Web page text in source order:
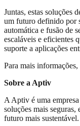
Juntas, estas soluções
um futuro definido por
automática e fusão de
escaláveis ​​e eficientes
suporte a aplicações
Para mais informações,
Sobre a Aptiv
A Aptiv é uma
soluções mais
futuro mais